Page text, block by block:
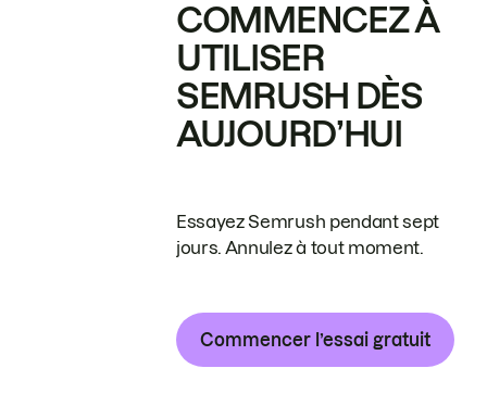
COMMENCEZ À
UTILISER
SEMRUSH DÈS
AUJOURD’HUI
Essayez Semrush pendant sept
jours. Annulez à tout moment.
Commencer l’essai gratuit